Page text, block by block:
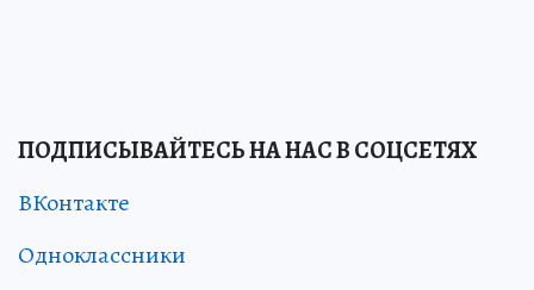
ПОДПИСЫВАЙТЕСЬ НА НАС В СОЦСЕТЯХ
ВКонтакте
Одноклассники